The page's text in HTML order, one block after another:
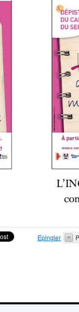
Épingler